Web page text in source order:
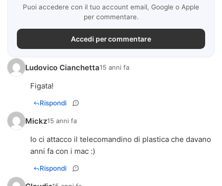
Puoi accedere con il tuo account email, Google o Apple
per commentare.
Accedi per commentare
Ludovico Cianchetta15 anni fa
Figata!
Rispondi
Mickz15 anni fa
Io ci attacco il telecomandino di plastica che davano
anni fa con i mac :)
Rispondi